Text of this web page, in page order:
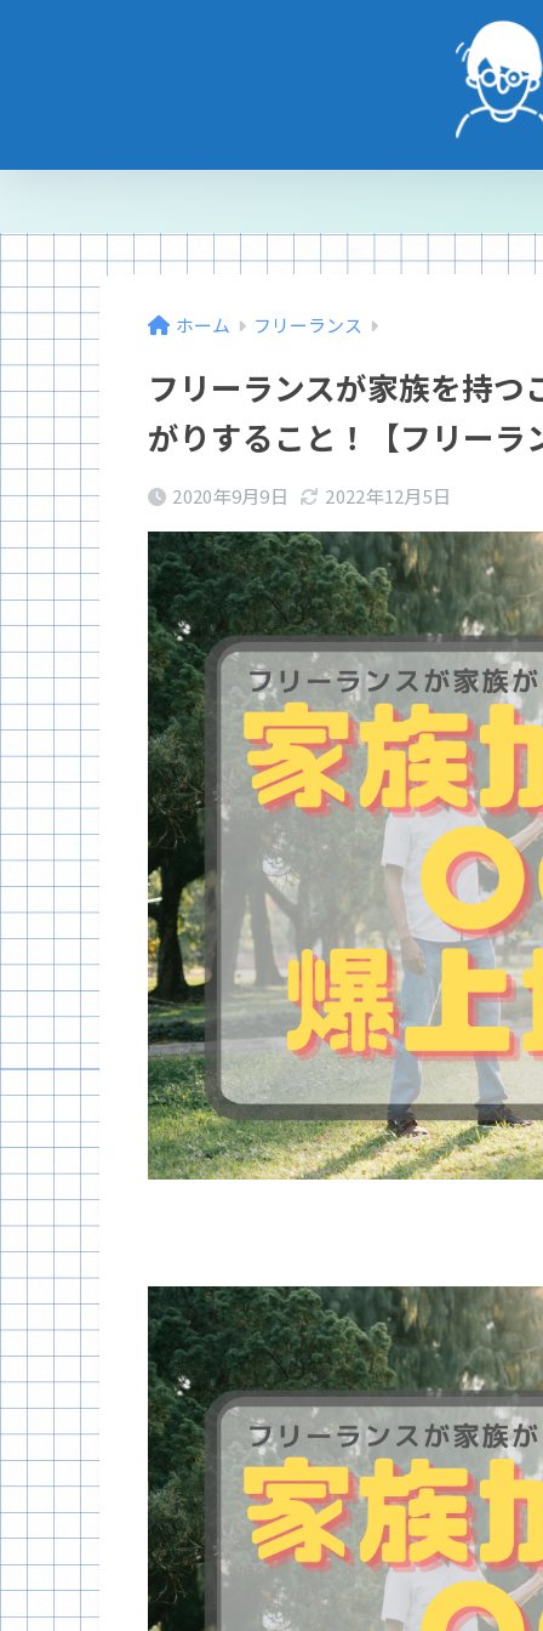
ホーム フリーランス
フリーランスが家族を持
がりすること！【フリーラ
2020年9月9日 2022年12月5日